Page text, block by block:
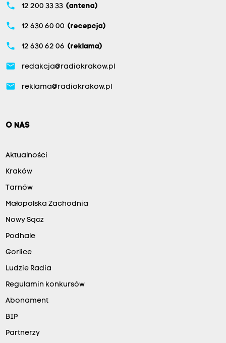
phone 12 200 33 33 (antena)
phone 12 630 60 00 (recepcja)
phone 12 630 62 06 (reklama)
email redakcja@radiokrakow.pl
email reklama@radiokrakow.pl
O NAS
Aktualności
Kraków
Tarnów
Małopolska Zachodnia
Nowy Sącz
Podhale
Gorlice
Ludzie Radia
Regulamin konkursów
Abonament
BIP
Partnerzy